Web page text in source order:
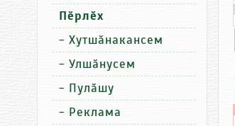
Пӗрлӗх
- Хутшӑнакансем
- Улшӑнусем
- Пулӑшу
- Реклама